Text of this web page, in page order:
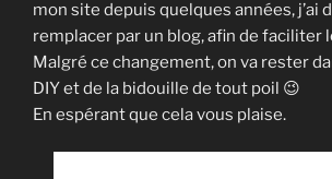
mon site depuis quelques années, j’ai
remplacer par un blog, afin de faciliter
Malgré ce changement, on va rester
DIY et de la bidouille de tout poil 😉
En espérant que cela vous plaise.